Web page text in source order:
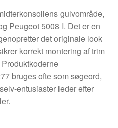
gulvområde,
Peugeot 5008 I. Det er en
det originale look
korrekt montering af trim
bruges ofte som søgeord,
entusiaster leder efter